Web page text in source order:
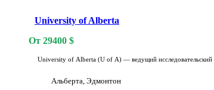
University of Alberta
От 29400 $
University of Alberta (U of A) — ведущий исследовательский
Альберта, Эдмонтон